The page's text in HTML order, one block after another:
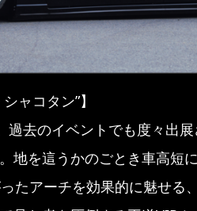
ャコタン”】
去のイベントでも度々出
地を這うかのごとき車高短
たアーチを効果的に魅せる